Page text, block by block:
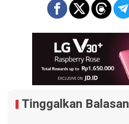
Tinggalkan Balasan